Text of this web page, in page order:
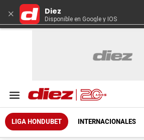
× Diez
Disponible en Google y IOS
LIGA HONDUBET INTERNACIONALES